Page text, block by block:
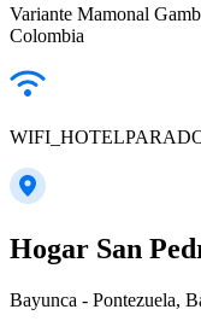
Variante Mamonal
Colombia
Hogar San
Bayunca - Pontezuela,